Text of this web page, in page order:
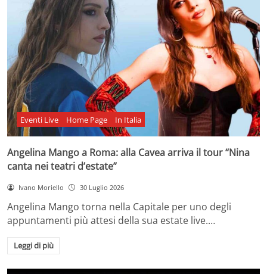
Eventi Live Home Page In Italia
Angelina Mango a Roma: alla Cavea arriva il tour “Nina
canta nei teatri d’estate”
Ivano Moriello 30 Luglio 2026
Angelina Mango torna nella Capitale per uno degli
appuntamenti più attesi della sua estate live.…
Leggi di più